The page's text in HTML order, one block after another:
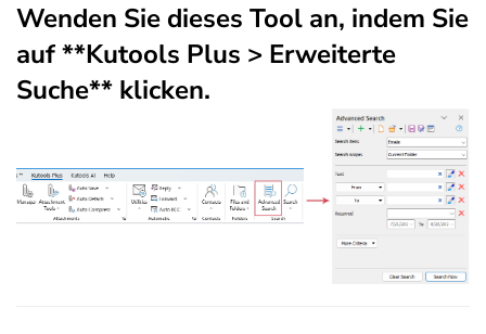
Wenden Sie dieses Tool an, indem Sie
auf **Kutools Plus > Erweiterte
Suche** klicken.